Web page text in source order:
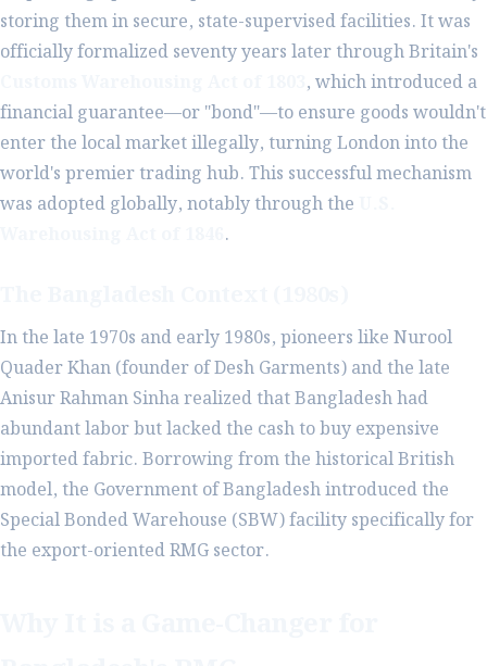
storing them in secure, state-supervised facilities. It was
officially formalized seventy years later through Britain's
, which introduced a
financial guarantee—or "bond"—to ensure goods wouldn't
enter the local market illegally, turning London into the
world's premier trading hub. This successful mechanism
was adopted globally, notably through the
.
In the late 1970s and early 1980s, pioneers like Nurool
Quader Khan (founder of Desh Garments) and the late
Anisur Rahman Sinha realized that Bangladesh had
abundant labor but lacked the cash to buy expensive
imported fabric. Borrowing from the historical British
model, the Government of Bangladesh introduced the
Special Bonded Warehouse (SBW) facility specifically for
the export-oriented RMG sector.